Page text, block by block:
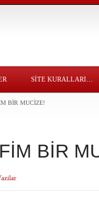
SITE KURALLARI…
BİR MUCİZE!
BİR